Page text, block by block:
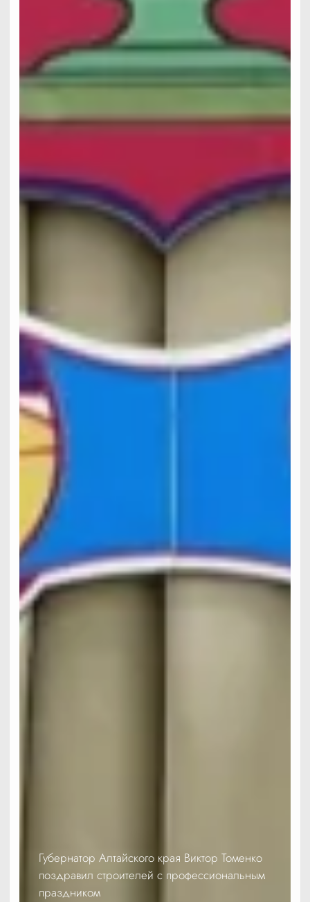
Губернатор Алтайского края Виктор Томенко
поздравил строителей с профессиональным
праздником